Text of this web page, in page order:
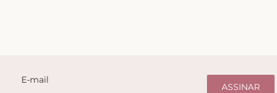
E-mail
ASSINAR